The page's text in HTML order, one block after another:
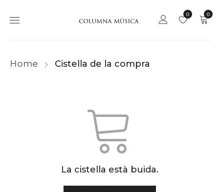
0
0
Home Cistella de la compra
La cistella està buida.